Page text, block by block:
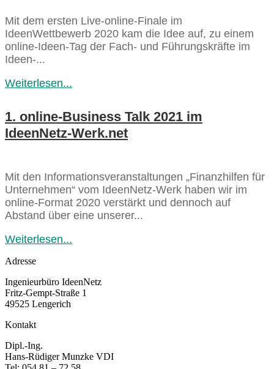
Mit dem ersten Live-online-Finale im
IdeenWettbewerb 2020 kam die Idee auf, zu einem
online-Ideen-Tag der Fach- und Führungskräfte im
Ideen-...
Weiterlesen...
1. online-Business Talk 2021 im
IdeenNetz-Werk.net
Mit den Informationsveranstaltungen „Finanzhilfen für
Unternehmen“ vom IdeenNetz-Werk haben wir im
online-Format 2020 verstärkt und dennoch auf
Abstand über eine unserer...
Weiterlesen...
Adresse
Ingenieurbüro IdeenNetz
Fritz-Gempt-Straße 1
49525 Lengerich
Kontakt
Dipl.-Ing.
Hans-Rüdiger Munzke VDI